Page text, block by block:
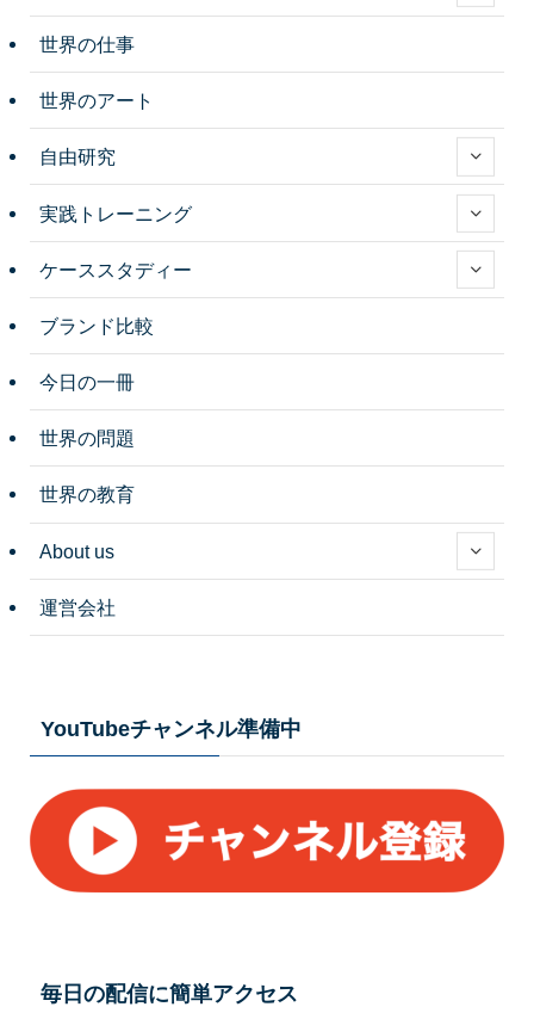
世界の仕事
世界のアート
自由研究
実践トレーニング
ケーススタディー
ブランド比較
今日の一冊
世界の問題
世界の教育
About us
運営会社
YouTubeチャンネル準備中
毎日の配信に簡単アクセス